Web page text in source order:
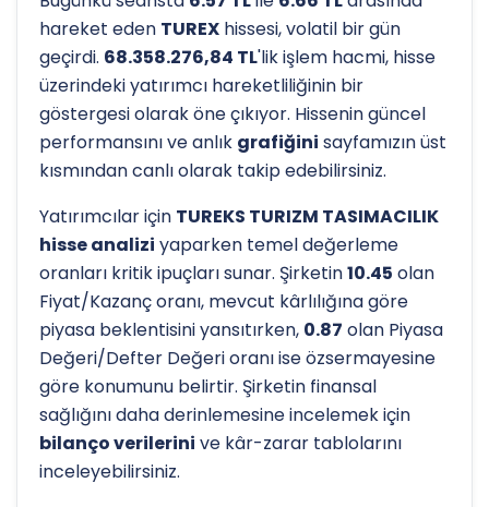
hareket eden TUREX hissesi, volatil bir gün
geçirdi. 68.358.276,84 TL'lik işlem hacmi, hisse
üzerindeki yatırımcı hareketliliğinin bir
göstergesi olarak öne çıkıyor. Hissenin güncel
performansını ve anlık grafiğini sayfamızın üst
kısmından canlı olarak takip edebilirsiniz.
Yatırımcılar için TUREKS TURIZM TASIMACILIK
hisse analizi yaparken temel değerleme
oranları kritik ipuçları sunar. Şirketin10.45 olan
Fiyat/Kazanç oranı, mevcut kârlılığına göre
piyasa beklentisini yansıtırken, 0.87 olan Piyasa
Değeri/Defter Değeri oranı ise özsermayesine
göre konumunu belirtir. Şirketin finansal
sağlığını daha derinlemesine incelemek için
bilanço verilerini ve kâr-zarar tablolarını
inceleyebilirsiniz.